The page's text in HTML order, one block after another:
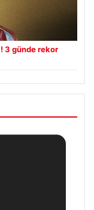
3 günde rekor